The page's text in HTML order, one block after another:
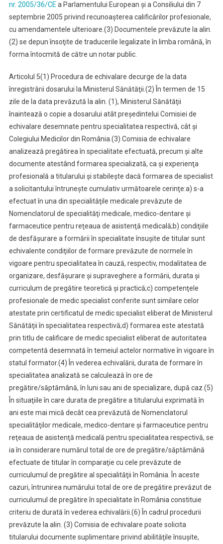
nr. 2005/36/CE a Parlamentului European şi a Consiliului din 7
septembrie 2005 privind recunoaşterea calificărilor profesionale,
cu amendamentele ulterioare. (3) Documentele prevăzute la alin.
(2) se depun însoţite de traducerile legalizate în limba română, în
forma întocmită de către un notar public.
Articolul 5(1) Procedura de echivalare decurge de la data
înregistrării dosarului la Ministerul Sănătăţii. (2) În termen de 15
zile de la data prevăzută la alin. (1), Ministerul Sănătăţii
înaintează o copie a dosarului atât preşedintelui Comisiei de
echivalare desemnate pentru specialitatea respectivă, cât şi
Colegiului Medicilor din România. (3) Comisia de echivalare
analizează pregătirea în specialitate efectuată, precum şi alte
documente atestând formarea specializată, ca şi experienţa
profesională a titularului şi stabileşte dacă formarea de specialist
a solicitantului întruneşte cumulativ următoarele cerinţe:a) s-a
efectuat în una din specialităţile medicale prevăzute de
Nomenclatorul de specialităţi medicale, medico-dentare şi
farmaceutice pentru reţeaua de asistenţă medicală;b) condiţiile
de desfăşurare a formării în specialitate însuşite de titular sunt
echivalente condiţiilor de formare prevăzute de normele în
vigoare pentru specialitatea în cauză, respectiv, modalitatea de
organizare, desfăşurare şi supraveghere a formării, durata şi
curriculum de pregătire teoretică şi practică;c) competenţele
profesionale de medic specialist conferite sunt similare celor
atestate prin certificatul de medic specialist eliberat de Ministerul
Sănătăţii în specialitatea respectivă;d) formarea este atestată
prin titlu de calificare de medic specialist eliberat de autoritatea
competentă desemnată în temeiul actelor normative în vigoare în
statul formator.(4) În vederea echivalării, durata de formare în
specialitatea analizată se calculează în ore de
pregătire/săptămână, în luni sau ani de specializare, după caz. (5)
În situaţiile în care durata de pregătire a titularului exprimată în
ani este mai mică decât cea prevăzută de Nomenclatorul
specialităţilor medicale, medico-dentare şi farmaceutice pentru
reţeaua de asistenţă medicală pentru specialitatea respectivă, se
ia în considerare numărul total de ore de pregătire/săptămână
efectuate de titular în comparaţie cu cele prevăzute de
curriculumul de pregătire al specialităţii în România. În aceste
cazuri, întrunirea numărului total de ore de pregătire prevăzut de
curriculumul de pregătire în specialitate în România constituie
criteriu de durată în vederea echivalării. (6) În cadrul procedurii
prevăzute la alin. (3) Comisia de echivalare poate solicita
titularului documente suplimentare privind abilităţile însuşite,